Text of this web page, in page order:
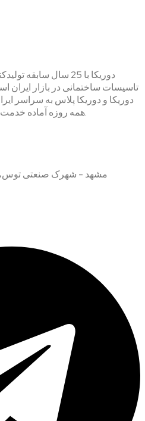
دوریکا با 25 سال
دوریکا و دوریکا پلاس به سراسر
همه روزه آماده خدمت رسانی به هموطنان عزیز است.
مشهد - شهرک صنعتی توس،